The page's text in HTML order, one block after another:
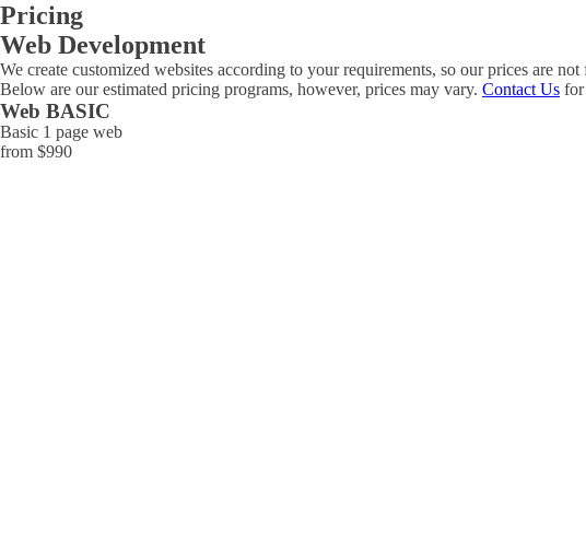
Pricing
Web Development
We create customized websites according to your requirements, so our prices are not
Below are our estimated pricing programs, however, prices may vary. Contact Us for
Web BASIC
Basic 1 page web
from $990